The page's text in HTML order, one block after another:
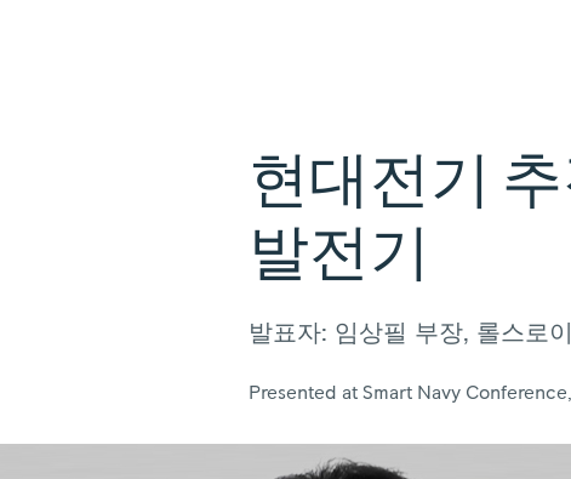
현대전기
발전기
발표자: 임상필 부장, 롤스로
Presented at Smart Navy